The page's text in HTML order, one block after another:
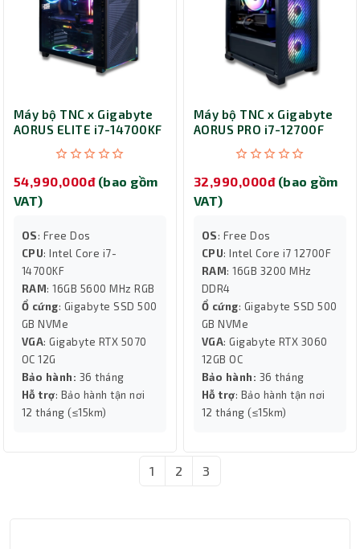
Máy bộ TNC x Gigabyte
AORUS ELITE i7-14700KF
54,990,000đ (bao gồm
VAT)
OS: Free Dos
CPU: Intel Core i7-
14700KF
RAM: 16GB 5600 MHz RGB
Ổ cứng: Gigabyte SSD 500
GB NVMe
VGA: Gigabyte RTX 5070
OC 12G
Bảo hành: 36 tháng
Hỗ trợ: Bảo hành tận nơi
12 tháng (≤15km)
Máy bộ TNC x Gigabyte
AORUS PRO i7-12700F
32,990,000đ (bao gồm
VAT)
OS: Free Dos
CPU: Intel Core i7 12700F
RAM: 16GB 3200 MHz
DDR4
Ổ cứng: Gigabyte SSD 500
GB NVMe
VGA: Gigabyte RTX 3060
12GB OC
Bảo hành: 36 tháng
Hỗ trợ: Bảo hành tận nơi
12 tháng (≤15km)
1 2 3